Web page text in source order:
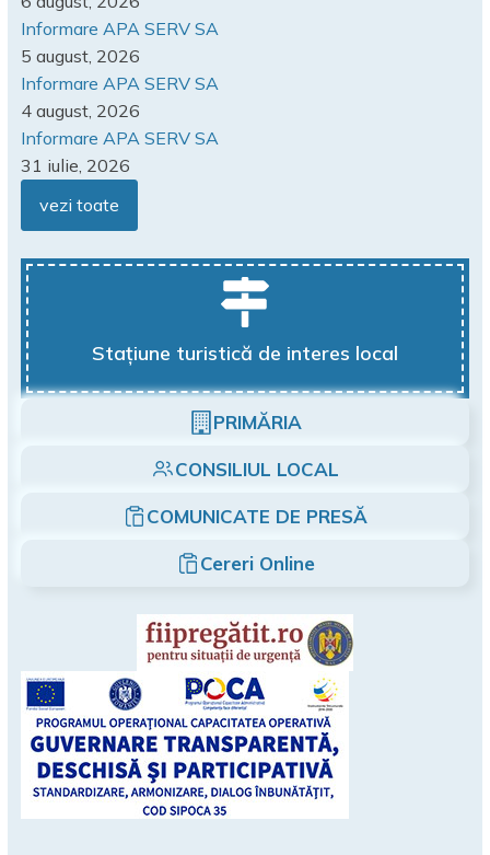
Informare APA SERV SA
5 august, 2026
Informare APA SERV SA
4 august, 2026
Informare APA SERV SA
31 iulie, 2026
vezi toate
Stațiune turistică de interes local
PRIMĂRIA
CONSILIUL LOCAL
COMUNICATE DE PRESĂ
Cereri Online